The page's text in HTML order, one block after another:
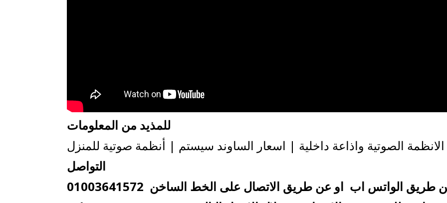
للمذيد من المعلومات
الصوتية واذاعة داخلية | اسعار الساوند سيستم | أنظمة صوتية للمنزل
التواصل
الواتس اب او عن طريق الاتصال على الخط الساخن 01003641572